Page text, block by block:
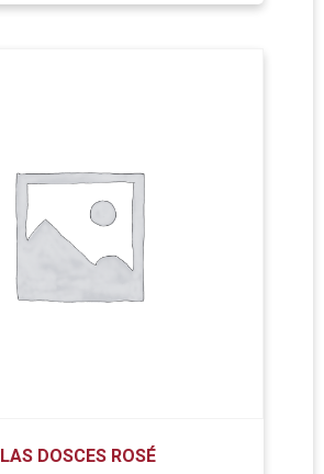
LAS DOSCES ROSÉ